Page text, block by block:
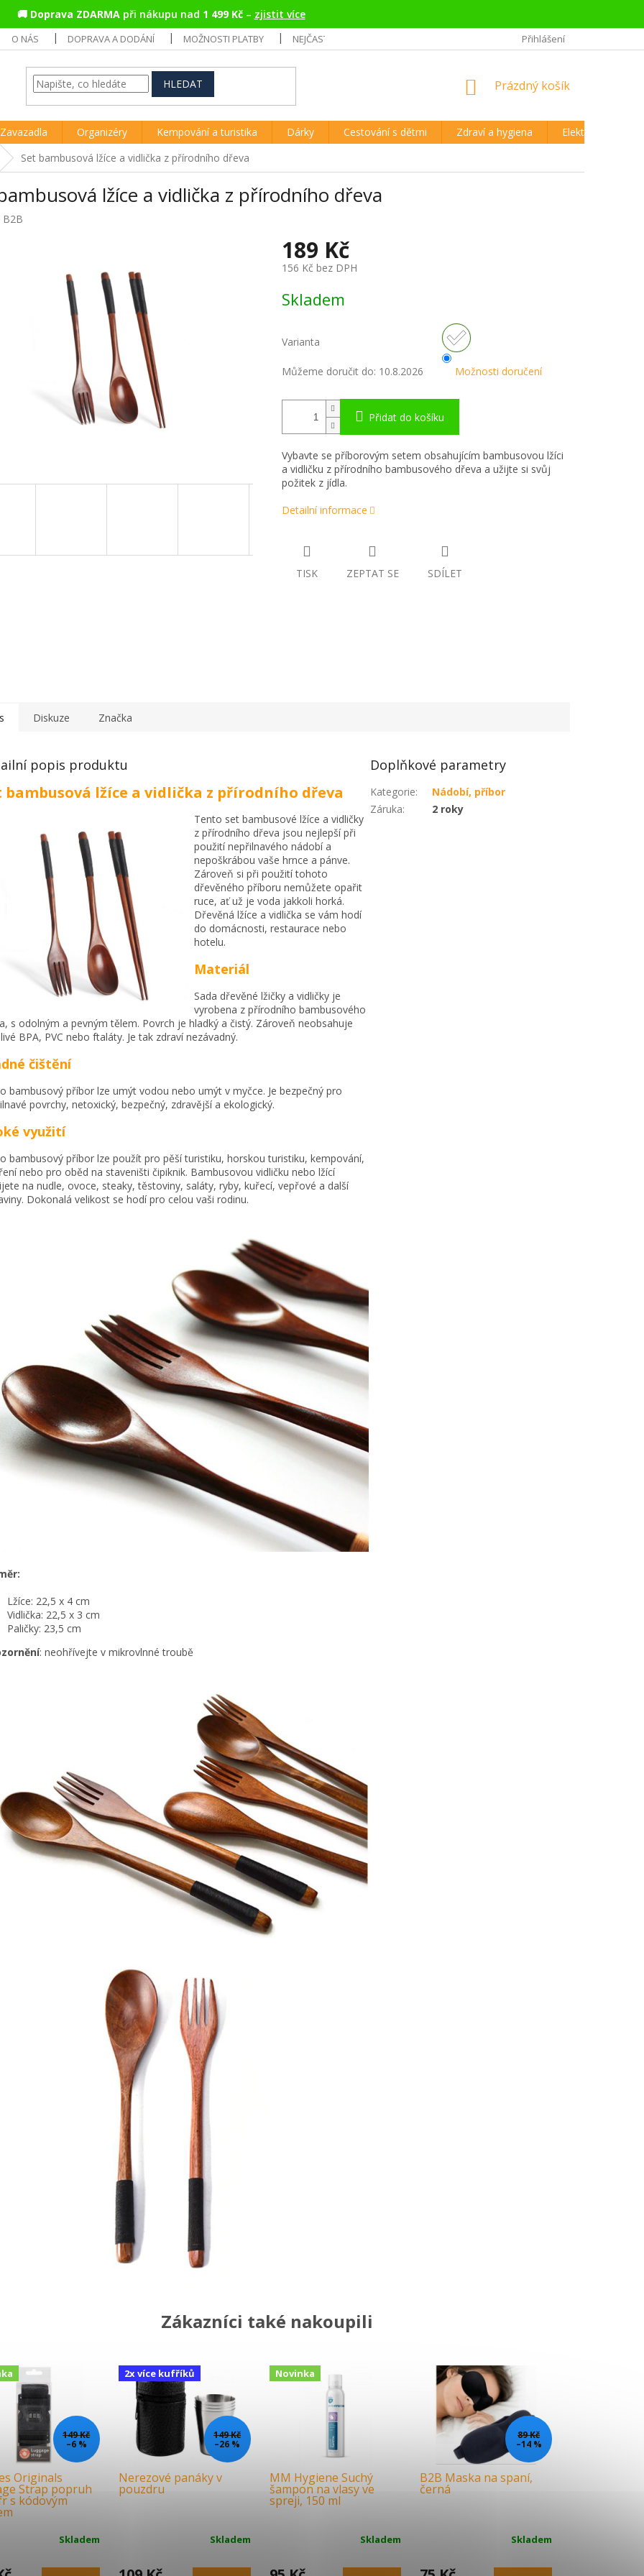
🚚 Doprava ZDARMApři nákupu nad 1 499 Kč– zjistit více
O NÁS DOPRAVA A DODÁNÍ MOŽNOSTI PLATBY NEJČASTĚJŠÍ OTÁZKY CESTOVATELŮ REKLAMAČNÍ ŘÁD A VRÁCENÍ ZBOŽÍ
Přihlášení
HLEDAT
NÁKUPNÍ
Prázdný košík
Zavazadla Organizéry Kempování a turistika Dárky Cestování s dětmi Zdraví a hygiena Elektronika
Set bambusová lžíce a vidlička z přírodního dřeva
lžíce a vidlička z přírodního dřeva
B2B
189 Kč
156 Kč bez DPH
cena:
Skladem
Varianta
Můžeme doručit do: 10.8.2026 Možnosti doručení
Přidat do košíku
Vybavte se příborovým setem obsahujícím bambusovou lžíci
a vidličku z přírodního bambusového dřeva a užijte si svůj
požitek z jídla.
Detailní informace
TISK ZEPTAT SE SDÍLET
Diskuze Značka
popis produktu
bambusová lžíce a vidlička z přírodního dřeva
Tento set bambusové lžíce a vidličky
z přírodního dřeva jsou nejlepší při
použití nepřilnavého nádobí a
nepoškrábou vaše hrnce a pánve.
Zároveň si při použití tohoto
dřevěného příboru nemůžete opařit
ruce, ať už je voda jakkoli horká.
Dřevěná lžíce a vidlička se vám hodí
do domácnosti, restaurace nebo
hotelu.
Materiál
Sada dřevěné lžičky a vidličky je
vyrobena z přírodního bambusového
s odolným a pevným tělem. Povrch je hladký a čistý. Zároveň neobsahuje
BPA, PVC nebo ftaláty. Je tak zdraví nezávadný.
čištění
bambusový příbor lze umýt vodou nebo umýt v myčce. Je bezpečný pro
povrchy, netoxický, bezpečný, zdravější a ekologický.
využití
bambusový příbor lze použít pro pěší turistiku, horskou turistiku, kempování,
nebo pro oběd na staveništi čipiknik. Bambusovou vidličku nebo lžící
na nudle, ovoce, steaky, těstoviny, saláty, ryby, kuřecí, vepřové a další
Dokonalá velikost se hodí pro celou vaši rodinu.
Lžíce: 22,5 x 4 cm
Vidlička: 22,5 x 3 cm
Paličky: 23,5 cm
: neohřívejte v mikrovlnné troubě
Doplňkové parametry
Kategorie:
Nádobí, příbor
Záruka: 2 roky
Zákazníci také nakoupili
149 Kč
–6 %
Originals
Strap popruh
s kódovým
Skladem
2x více kufříků
149 Kč
–26 %
Nerezové panáky v
pouzdru
Skladem
Novinka
MM Hygiene Suchý
šampon na vlasy ve
spreji, 150 ml
Skladem
89 Kč
–14 %
B2B Maska na spaní,
černá
Skladem